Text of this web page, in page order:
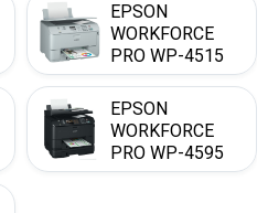
EPSON
WORKFORCE
PRO WP-4515
DN
EPSON
WORKFORCE
PRO WP-4595
DNF